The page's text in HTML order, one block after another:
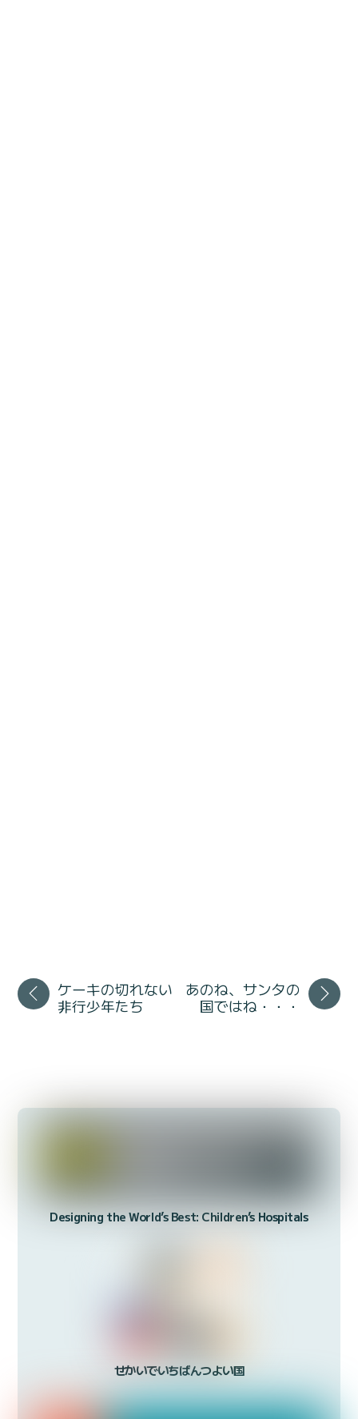
ケーキの切れない
非行少年たち
あのね、サンタの
国ではね・・・
Designing the World’s Best: Children’s Hospitals
せかいでいちばんつよい国